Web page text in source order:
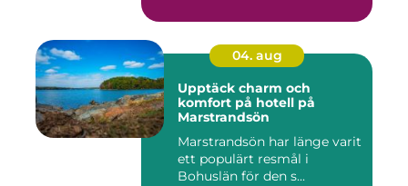
04. aug
Upptäck charm och
komfort på hotell på
Marstrandsön
Marstrandsön har länge varit
ett populärt resmål i
Bohuslän för den s...